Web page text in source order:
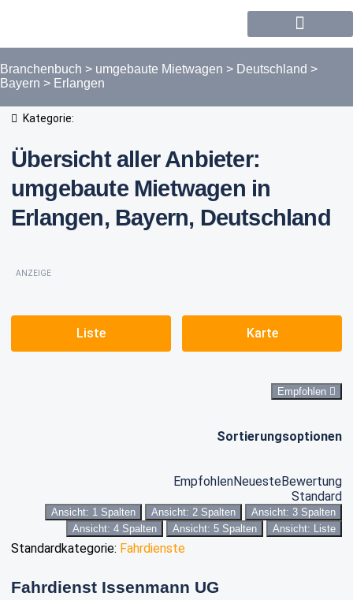
Branchenbuch > umgebaute Mietwagen > Deutschland >
Bayern > Erlangen
Kategorie:
Übersicht aller Anbieter:
umgebaute Mietwagen in
Erlangen, Bayern, Deutschland
ANZEIGE
Liste Karte
Empfohlen
Sortierungsoptionen
EmpfohlenNeuesteBewertung
Standard
Ansicht: 1 Spalten Ansicht: 2 Spalten
Ansicht: 3 Spalten
Ansicht: 4 Spalten
Ansicht: 5 Spalten Ansicht: Liste
Standardkategorie: Fahrdienste
Fahrdienst Issenmann UG